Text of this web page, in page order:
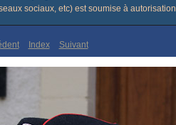
sociaux, etc) est soumise à autorisation
Index Suivant